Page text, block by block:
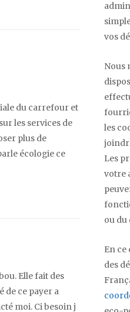
du carrefour et
les services de
plus de
écologie ce
Elle fait des
de ce payer a
moi. Ci besoin j
vos
Nous
les
Les
votre
ou du
En
des